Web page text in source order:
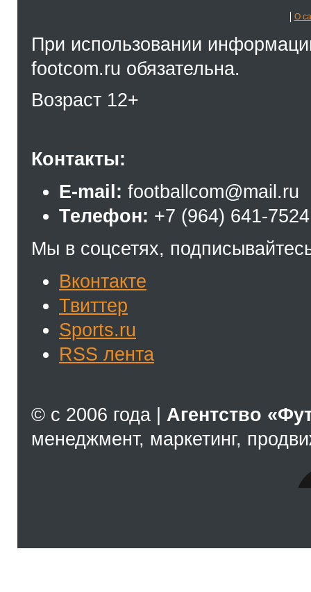
О
При использовании
footcom.ru обязательна.
Возраст 12+
Контакты:
E-mail: footballcom@mail.ru
Телефон: +7 (964) 641-7524
Мы в соцсетях,
Вконтакте
Твиттер
Sports.ru
RSS лента
© с 2006 года | Агентство
менеджмент, маркетинг,